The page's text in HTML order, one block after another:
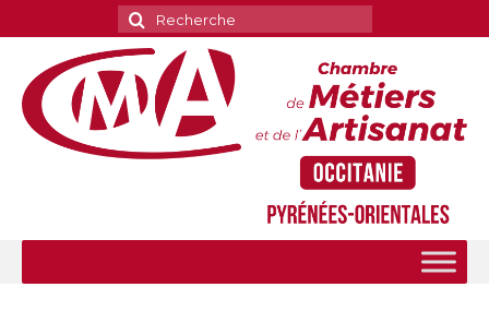
Rechercher
: